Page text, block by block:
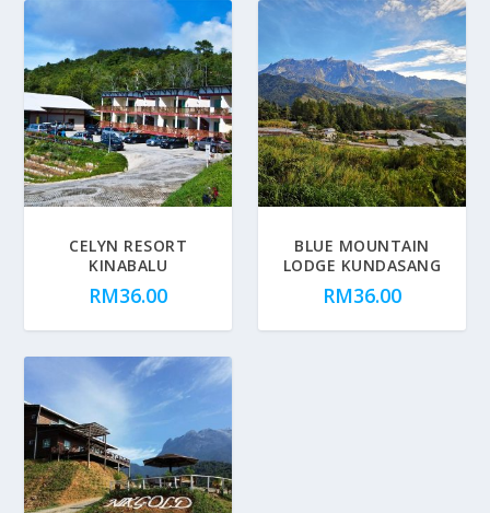
CELYN RESORT
KINABALU
RM36.00
BLUE MOUNTAIN
LODGE KUNDASANG
RM36.00